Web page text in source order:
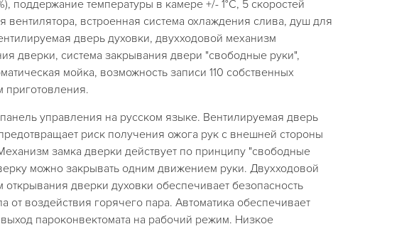
поддержание температуры в камере +/- 1°С, 5 скоростей
вентилятора, встроенная система охлаждения слива, душ для
дверь духовки, двухходовой механизм
дверки, система закрывания двери "свободные руки",
мойка, возможность записи 110 собственных
приготовления.
управления на русском языке. Вентилируемая дверь
риск получения ожога рук с внешней стороны
замка дверки действует по принципу "свободные
можно закрывать одним движением руки. Двухходовой
открывания дверки духовки обеспечивает безопасность
от воздействия горячего пара. Автоматика обеспечивает
пароконвектомата на рабочий режим. Низкое